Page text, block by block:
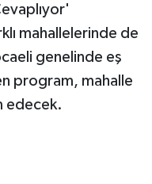
mahallelerinde de
genelinde eş
program, mahalle
edecek.